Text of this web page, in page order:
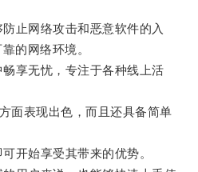
网络攻击和恶意软件的入
的网络环境。
享无忧，专注于各种线上活
表现出色，而且还具备简单
始享受其带来的优势。